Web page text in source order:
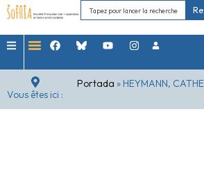
Vous êtes ici :
Portada » HEYMANN,